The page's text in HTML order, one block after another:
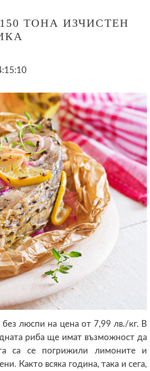
ТОНА ИЗЧИСТЕН
люспи на цена от 7,99 лв./кг. В
риба ще имат възможност да
са се погрижили лимоните и
Както всяка година, така и сега,